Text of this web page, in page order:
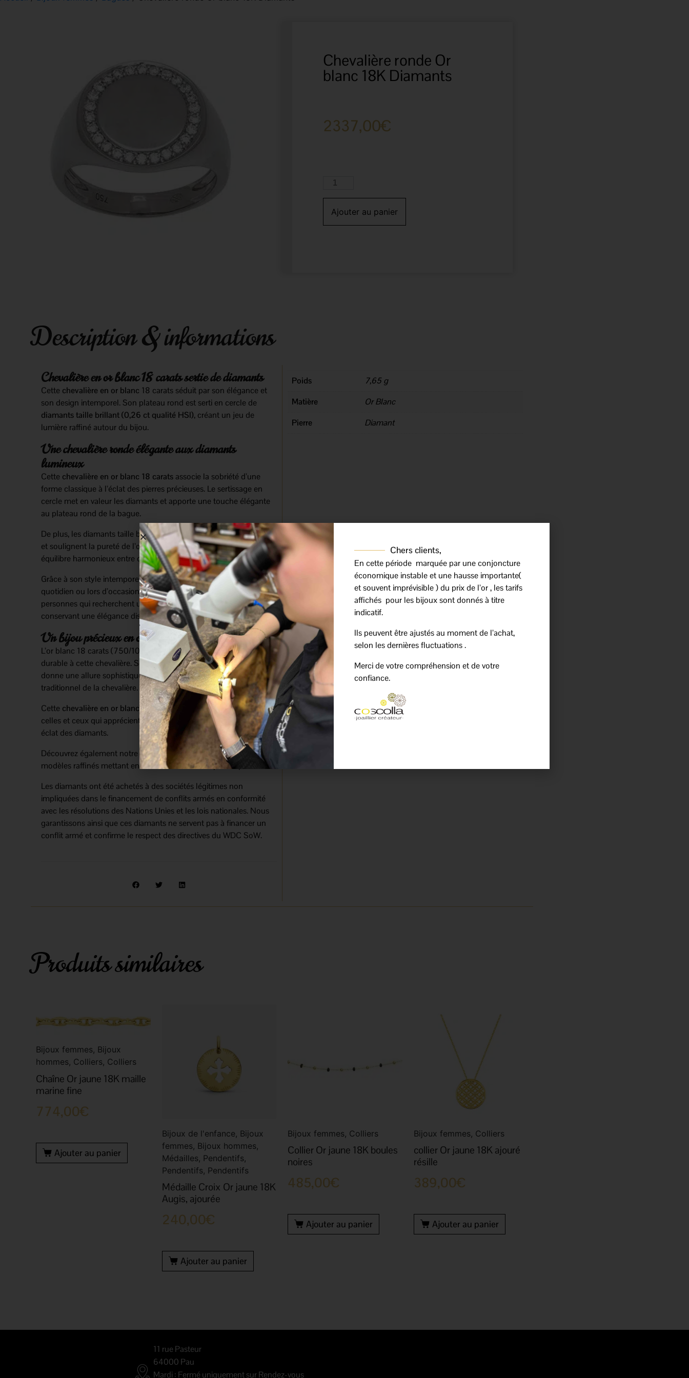
Chevalière ronde Or
blanc 18K Diamants
2337,00€
Ajouter au panier
Description & informations
Chevalière en or blanc 18 carats sertie de diamants
Cette chevalière en or blanc 18 carats séduit par son élégance et
son design intemporel. Son plateau rond est serti en cercle de
diamants taille brillant (0,26 ct qualité HSI), créant un jeu de
lumière raffiné autour du bijou.
Une chevalière ronde élégante aux diamants
lumineux
Cette chevalière en or blanc 18 carats associe la sobriété d’une
forme classique à l’éclat des pierres précieuses. Le sertissage en
cercle met en valeur les diamants et apporte une touche élégante
au plateau rond de la bague.
De plus, les diamants taille brillant captent la lumière avec finesse
et soulignent la pureté de l’or blanc. Ainsi, cette chevalière offre un
équilibre harmonieux entre caractère, modernité et raffinement.
Grâce à son style intemporel, cette bague peut se porter au
quotidien ou lors d’occasions particulières. Elle convient aux
personnes qui recherchent un bijou de caractère, tout en
conservant une élégance discrète.
Un bijou précieux en or blanc 18 carats
L’or blanc 18 carats (750/1000) apporte une finition lumineuse et
durable à cette chevalière. Son plateau rond serti de diamants lui
donne une allure sophistiquée tout en conservant l’esprit
traditionnel de la chevalière.
Cette chevalière en or blancreprésente un choix élégant pour
celles et ceux qui apprécient les bijoux mêlant lignes classiques et
éclat des diamants.
Découvrez également notre sélection de
bagues en diamants, des
modèles raffinés mettant en valeur la beauté des pierres précieuses.
Les diamants ont été achetés à des sociétés légitimes non
impliquées dans le financement de conflits armés en conformité
avec les résolutions des Nations Unies et les lois nationales. Nous
garantissons ainsi que ces diamants ne servent pas à financer un
conflit armé et confirme le respect des directives du WDC SoW.
Poids
7,65 g
Matière
Or Blanc
Pierre
Diamant
Produits similaires
Bijoux femmes, Bijoux
hommes, Colliers, Colliers
Chaîne Or jaune 18K maille
marine fine
774,00€
Ajouter au panier
Bijoux de l'enfance, Bijoux
femmes, Bijoux hommes,
Médailles, Pendentifs,
Pendentifs, Pendentifs
Médaille Croix Or jaune 18K
Augis, ajourée
240,00€
Ajouter au panier
Bijoux femmes, Colliers
Collier Or jaune 18K boules
noires
485,00€
Ajouter au panier
Bijoux femmes, Colliers
collier Or jaune 18K ajouré
résille
389,00€
Ajouter au panier
11 rue Pasteur
64000 Pau
Mardi : Fermé uniquement sur Rendez-vous
Chers clients,
En cette période marquée par une conjoncture
économique instable et une hausse importante(
et souvent imprévisible ) du prix de l’or , les tarifs
affichés pour les bijoux sont donnés à titre
indicatif.
Ils peuvent être ajustés au moment de l’achat,
selon les dernières fluctuations .
Merci de votre compréhension et de votre
confiance.